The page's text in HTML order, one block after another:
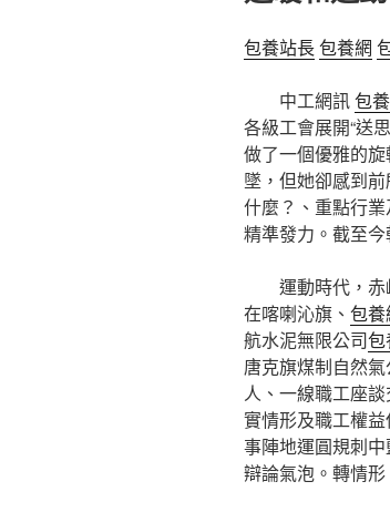
包養站長包養網
中工網訊包
各級工會展開“送
做了一個優雅的
墜，但她卻感到
什麼？、重點行
精準發力。截至
運動時代，
在喀喇沁旗、 包養
航水泥無限公司
唐克旗煤制自然
人、一線職工座
實情形及職工權
事陣地運圓規刺
辯論氣泡。轉情形